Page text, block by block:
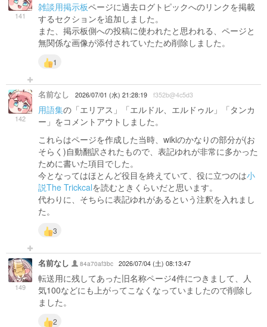
141
雑談用掲示板ページに過去ログトピックへのリンクを掲載
するセクションを追加しました。
また、掲示板側への投稿に使われたと思われる、ページと
無関係な画像が添付されていたため削除しました。
1
142
名前なし 2026/07/01 (水) 21:28:19 f352b@4c5d3
用語集の「エリアス」「エルドル、エルドゥル」「タンカ
ー」をコメントアウトしました。
これらはページを作成した当時、wikiのかなりの部分が(お
そらく)自動翻訳されたもので、表記ゆれが非常に多かった
ために書いた項目でした。
今となってはほとんど役目を終えていて、役に立つのは小
説The Trickcalを読むときくらいだと思います。
代わりに、そちらに表記ゆれがあるという注釈を入れまし
た。
3
149
名前なし 84a70af3bc 2026/07/04 (土) 08:13:47
転送用に残してあった旧名称ページ4件につきまして、人
気100などにも上がってこなくなっていましたので削除し
ました。
2